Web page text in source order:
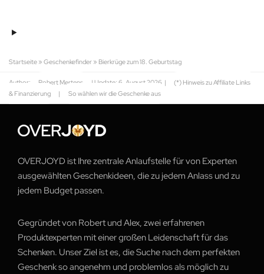
Startseite » Geschenkefinder » Bierkrüge zum 18. Geburtstag
Author: Robert Mertens | Update: 6. August 2026 |
(*) Hinweis zu Affiliate Links
& Finanzierung
| So wählen wir die Geschenke aus
OVERJOYD ist Ihre zentrale Anlaufstelle für von Experten
ausgewählten Geschenkideen, die zu jedem Anlass und zu
jedem Budget passen.
Gegründet von Robert und Alex, zwei erfahrenen
Produktexperten mit einer großen Leidenschaft für das
Schenken. Unser Ziel ist es, die Suche nach dem perfekten
Geschenk so angenehm und problemlos als möglich zu